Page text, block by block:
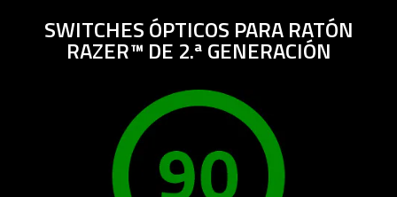
SWITCHES ÓPTICOS PARA RATÓN
RAZER™ DE 2.ª GENERACIÓN